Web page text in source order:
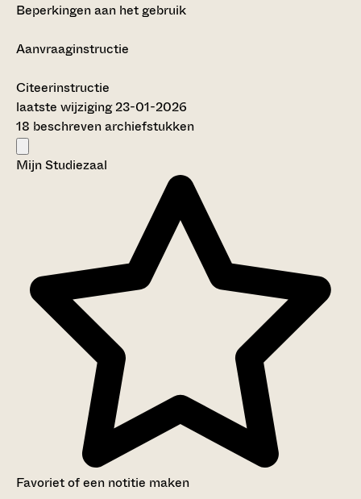
Beperkingen aan het gebruik
Aanvraaginstructie
Citeerinstructie
laatste wijziging 23-01-2026
18 beschreven archiefstukken
Mijn Studiezaal
Favoriet of een notitie maken